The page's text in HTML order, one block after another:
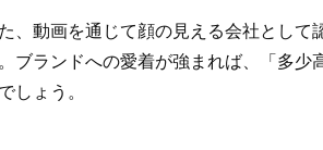
、動画を通じて顔の見える会社とし
ブランドへの愛着が強まれば、「多
しょう。